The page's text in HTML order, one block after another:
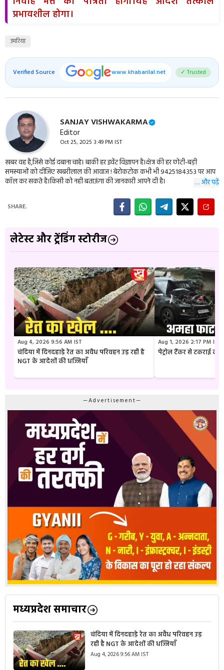
प्रभावशील होगा।
उमरिया
Verified Source www.khabarilal.net ✓ Trusted
SANJAY VISHWAKARMA
Editor
Oct 25, 2025 3:49 PM IST
खबर वह है,जिसे कोई दबाना चाहे। बाकी हर इवेंट विज्ञापन है।क्षेत्र की हर छोटी-बड़ी
समस्याओं को दीजिए खबरीलाल की आवाज ! बेरोकटोक कभी भी 9425184353 पर आप
कॉल कर सकते है।किसी को नही बताऊंगा की जानकारी आपने दी है।
… और पढ़ें
SHARE.
लेटेस्ट और ट्रेंडिंग स्टोरीज
Aug 4, 2026 9:56 AM IST
चंदिया में दिनदहाड़े रेत का अवैध परिवहन उड़ रही है
NGT के आदेशों की धज्जियाँ
Aug 1, 2026 2:17 PM IST
पेट्रोल टैंकर से टकराई
—Advertisement—
मध्यप्रदेश समाचार
चंदिया में दिनदहाड़े रेत का अवैध परिवहन उड़
रही है NGT के आदेशों की धज्जियाँ
Aug 4, 2026 9:56 AM IST